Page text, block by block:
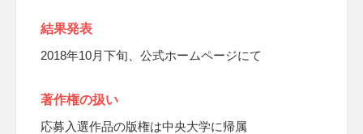
結果発表
2018年10月下旬、公式ホームページにて
著作権の扱い
応募入選作品の版権は中央大学に帰属